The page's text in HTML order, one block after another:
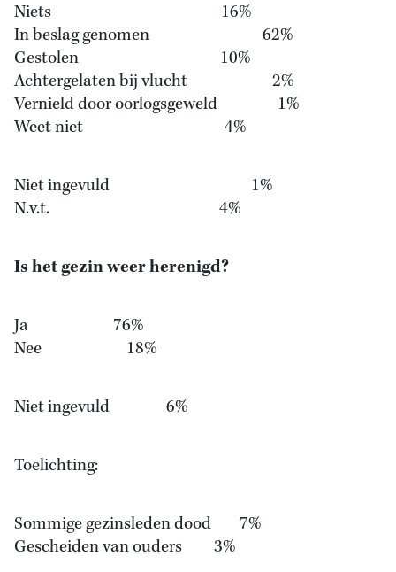
Niets 16%
In beslag genomen 62%
Gestolen 10%
Achtergelaten bij vlucht 2%
Vernield door oorlogsgeweld 1%
Weet niet 4%
Niet ingevuld 1%
N.v.t. 4%
Is het gezin weer herenigd?
Ja 76%
Nee 18%
Niet ingevuld 6%
Toelichting:
Sommige gezinsleden dood 7%
Gescheiden van ouders 3%